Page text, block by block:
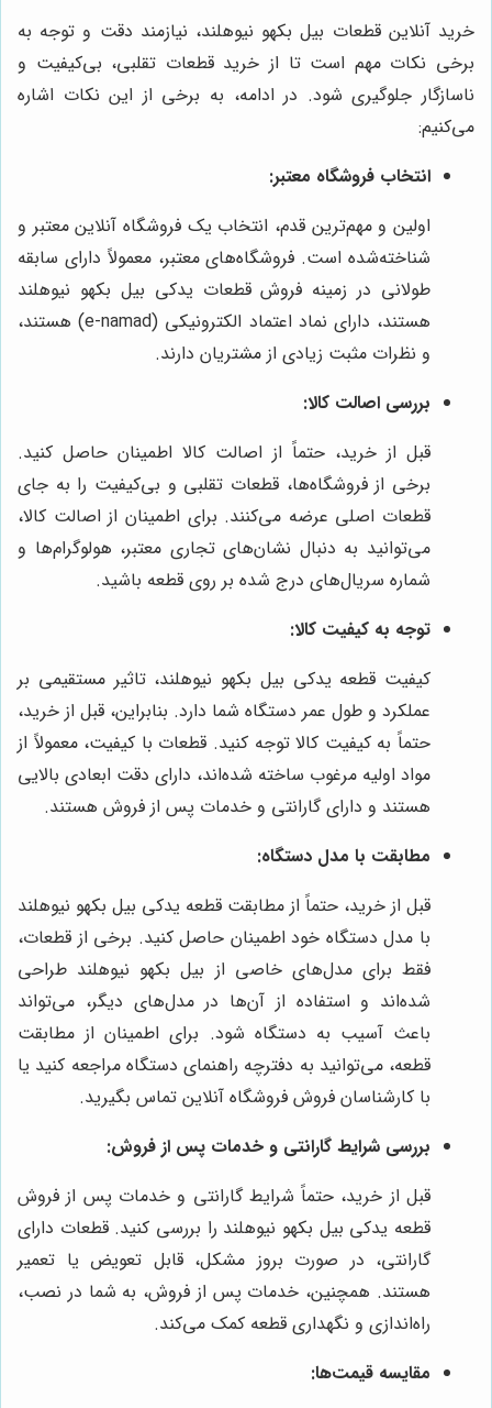
خرید آنلاین قطعات بیل بکهو نیوهلند، نیازمند دقت و توجه به
برخی نکات مهم است تا از خرید قطعات تقلبی، بی‌کیفیت و
ناسازگار جلوگیری شود. در ادامه، به برخی از این نکات اشاره
می‌کنیم:
انتخاب فروشگاه معتبر:
اولین و مهم‌ترین قدم، انتخاب یک فروشگاه آنلاین معتبر و
شناخته‌شده است. فروشگاه‌های معتبر، معمولاً دارای سابقه
طولانی در زمینه فروش قطعات یدکی بیل بکهو نیوهلند
هستند، دارای نماد اعتماد الکترونیکی (e-namad) هستند،
و نظرات مثبت زیادی از مشتریان دارند.
بررسی اصالت کالا:
قبل از خرید، حتماً از اصالت کالا اطمینان حاصل کنید.
برخی از فروشگاه‌ها، قطعات تقلبی و بی‌کیفیت را به جای
قطعات اصلی عرضه می‌کنند. برای اطمینان از اصالت کالا،
می‌توانید به دنبال نشان‌های تجاری معتبر، هولوگرام‌ها و
شماره سریال‌های درج شده بر روی قطعه باشید.
توجه به کیفیت کالا:
کیفیت قطعه یدکی بیل بکهو نیوهلند، تاثیر مستقیمی بر
عملکرد و طول عمر دستگاه شما دارد. بنابراین، قبل از خرید،
حتماً به کیفیت کالا توجه کنید. قطعات با کیفیت، معمولاً از
مواد اولیه مرغوب ساخته شده‌اند، دارای دقت ابعادی بالایی
هستند و دارای گارانتی و خدمات پس از فروش هستند.
مطابقت با مدل دستگاه:
قبل از خرید، حتماً از مطابقت قطعه یدکی بیل بکهو نیوهلند
با مدل دستگاه خود اطمینان حاصل کنید. برخی از قطعات،
فقط برای مدل‌های خاصی از بیل بکهو نیوهلند طراحی
شده‌اند و استفاده از آن‌ها در مدل‌های دیگر، می‌تواند
باعث آسیب به دستگاه شود. برای اطمینان از مطابقت
قطعه، می‌توانید به دفترچه راهنمای دستگاه مراجعه کنید یا
با کارشناسان فروش فروشگاه آنلاین تماس بگیرید.
بررسی شرایط گارانتی و خدمات پس از فروش:
قبل از خرید، حتماً شرایط گارانتی و خدمات پس از فروش
قطعه یدکی بیل بکهو نیوهلند را بررسی کنید. قطعات دارای
گارانتی، در صورت بروز مشکل، قابل تعویض یا تعمیر
هستند. همچنین، خدمات پس از فروش، به شما در نصب،
راه‌اندازی و نگهداری قطعه کمک می‌کند.
مقایسه قیمت‌ها: